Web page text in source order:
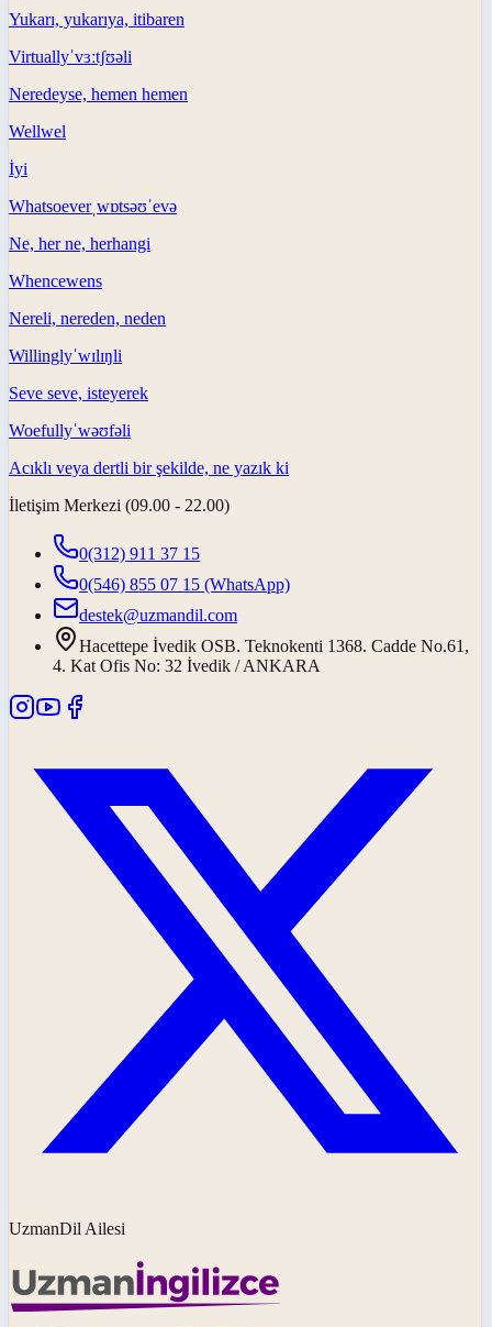
Yukarı, yukarıya, itibaren
Virtuallyˈvɜːtʃʊəli
Neredeyse, hemen hemen
Wellwel
İyi
Whatsoeverˌwɒtsəʊˈevə
Ne, her ne, herhangi
Whencewens
Nereli, nereden, neden
Willinglyˈwɪlɪŋli
Seve seve, isteyerek
Woefullyˈwəʊfəli
Acıklı veya dertli bir şekilde, ne yazık ki
İletişim Merkezi (09.00 - 22.00)
0(312) 911 37 15
0(546) 855 07 15 (WhatsApp)
destek@uzmandil.com
Hacettepe İvedik OSB. Teknokenti 1368. Cadde No.61,
4. Kat Ofis No: 32 İvedik / ANKARA
UzmanDil Ailesi